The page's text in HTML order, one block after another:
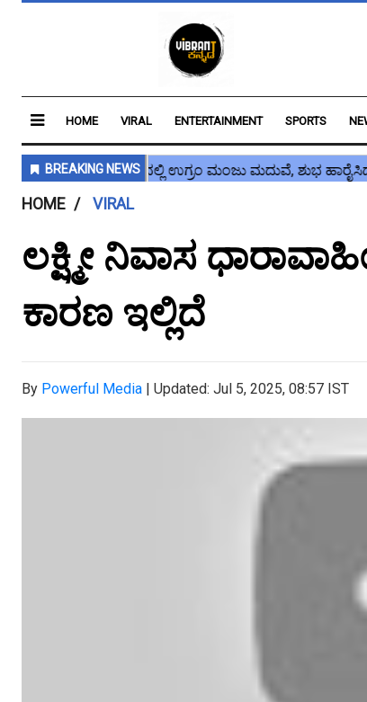
HOME VIRAL ENTERTAINMENT SPORTS
HOME VIRAL
ಲಕ್ಷ್ಮೀ ನಿವಾಸ
ಕಾರಣ ಇಲ್ಲಿದೆ
By Powerful Media | Updated: Jul 5, 2025, 08:57 IST